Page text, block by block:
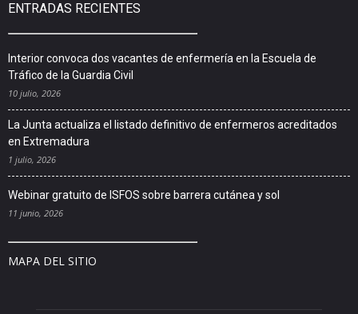
ENTRADAS RECIENTES
Interior convoca dos vacantes de enfermería en la Escuela de
Tráfico de la Guardia Civil
10 julio, 2026
La Junta actualiza el listado definitivo de enfermeros acreditados
en Extremadura
1 julio, 2026
Webinar gratuito de ISFOS sobre barrera cutánea y sol
11 junio, 2026
MAPA DEL SITIO